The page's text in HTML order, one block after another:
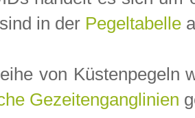
in der Pegeltabelle
von Küstenpegeln
Gezeitenganglinien